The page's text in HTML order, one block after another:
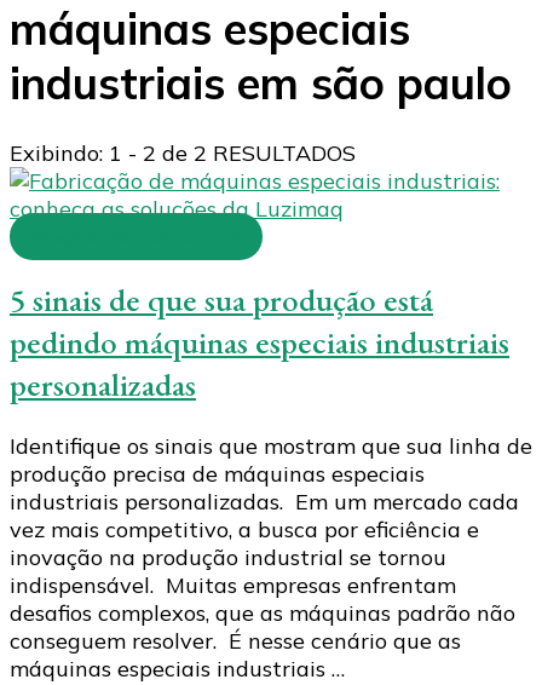
máquinas especiais
industriais em são paulo
Exibindo: 1 - 2 de 2 RESULTADOS
5 sinais de que sua produção está
pedindo máquinas especiais industriais
personalizadas
Identifique os sinais que mostram que sua linha de
produção precisa de máquinas especiais
industriais personalizadas. Em um mercado cada
vez mais competitivo, a busca por eficiência e
inovação na produção industrial se tornou
indispensável. Muitas empresas enfrentam
desafios complexos, que as máquinas padrão não
conseguem resolver. É nesse cenário que as
máquinas especiais industriais …